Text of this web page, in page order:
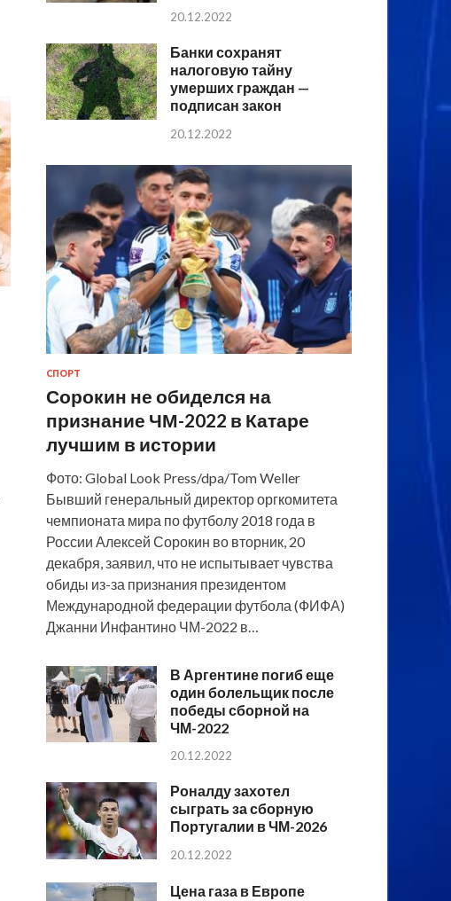
20.12.2022
Банки сохранят
налоговую тайну
умерших граждан —
подписан закон
20.12.2022
СПОРТ
Сорокин не обиделся на
признание ЧМ-2022 в Катаре
лучшим в истории
Фото: Global Look Press/dpa/Tom Weller
Бывший генеральный директор оргкомитета
чемпионата мира по футболу 2018 года в
России Алексей Сорокин во вторник, 20
декабря, заявил, что не испытывает чувства
обиды из-за признания президентом
Международной федерации футбола (ФИФА)
Джанни Инфантино ЧМ-2022 в…
В Аргентине погиб еще
один болельщик после
победы сборной на
ЧМ-2022
20.12.2022
Роналду захотел
сыграть за сборную
Португалии в ЧМ-2026
20.12.2022
Цена газа в Европе